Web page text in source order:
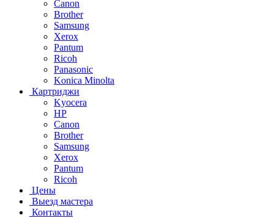
Canon
Brother
Samsung
Xerox
Pantum
Ricoh
Panasonic
Konica Minolta
Картриджи
Kyocera
HP
Canon
Brother
Samsung
Xerox
Pantum
Ricoh
Цены
Выезд мастера
Контакты